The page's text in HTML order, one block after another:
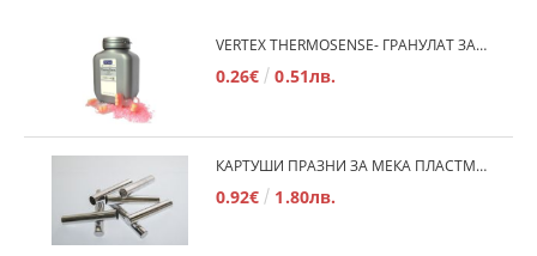
VERTEX THERMOSENSE- ГРАНУЛАТ ЗА МЕКИ ПРОТЕЗИ
0.26€ 0.51лв.
КАРТУШИ ПРАЗНИ ЗА МЕКА ПЛАСТМАСА
0.92€ 1.80лв.